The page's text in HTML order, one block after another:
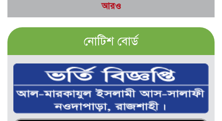
আরও
নোটিশ বোর্ড